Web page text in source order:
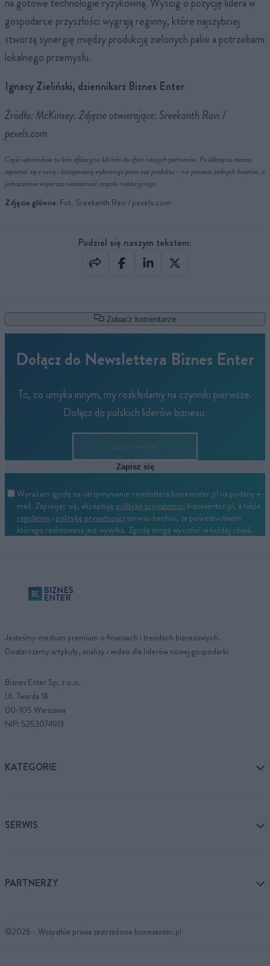
gospodarce przyszłości wygrają regiony, które najszybciej
stworzą synergię między produkcją zielonych paliw a potrzebami
lokalnego przemysłu.
Ignacy Zieliński, dziennikarz Biznes Enter
Źródło: McKinsey. Zdjęcie otwierające: Sreekanth Ravi /
pexels.com
Część odnośników to linki afiliacyjne lub linki do ofert naszych partnerów. Po kliknięciu możesz
zapoznać się z ceną i dostępnością wybranego przez nas produktu – nie ponosisz żadnych kosztów, a
jednocześnie wspierasz niezależność zespołu redakcyjnego.
Zdjęcie główne: Fot. Sreekanth Ravi / pexels.com
Podziel się naszym tekstem:
Zobacz komentarze
Dołącz do Newslettera Biznes Enter
To, co umyka innym, my rozkładamy na czynniki pierwsze.
Dołącz do polskich liderów biznesu.
Zapisz się
Wyrażam zgodę na otrzymywanie newslettera biznesenter.pl na podany e-
mail. Zapisując się, akceptuję politykę prywatności biznesenter.pl, a także
regulamin i politykę prywatności serwisu beehiiv, za pośrednictwem
którego realizowana jest wysyłka. Zgodę mogę wycofać w każdej chwili.
Jesteśmy medium premium o finansach i trendach biznesowych.
Dostarczamy artykuły, analizy i wideo dla liderów nowej gospodarki
Biznes Enter Sp. z o.o.
Ul. Twarda 18
00-105 Warszawa
NIP: 5253074913
KATEGORIE
SERWIS
PARTNERZY
©2026 - Wszystkie prawa zastrzeżone biznesenter.pl